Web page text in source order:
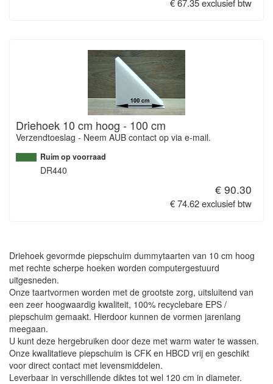
Driehoek 10 cm hoog - 100 cm
Verzendtoeslag - Neem AUB contact op via e-mail.
Ruim op voorraad
DR440
€ 90.30
€ 74.62 exclusief btw
Driehoek gevormde piepschuim dummytaarten van 10 cm hoog
met rechte scherpe hoeken worden computergestuurd
uitgesneden.
Onze taartvormen worden met de grootste zorg, uitsluitend van
een zeer hoogwaardig kwaliteit, 100% recyclebare EPS /
piepschuim gemaakt. Hierdoor kunnen de vormen jarenlang
meegaan.
U kunt deze hergebruiken door deze met warm water te wassen.
Onze kwalitatieve piepschuim is CFK en HBCD vrij en geschikt
voor direct contact met levensmiddelen.
Leverbaar in verschillende diktes tot wel 120 cm in diameter.